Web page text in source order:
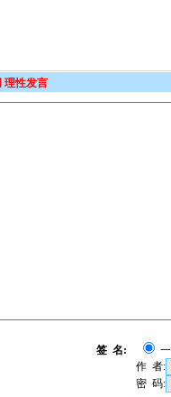
理性发言
签 名:
作 者:
密 码: